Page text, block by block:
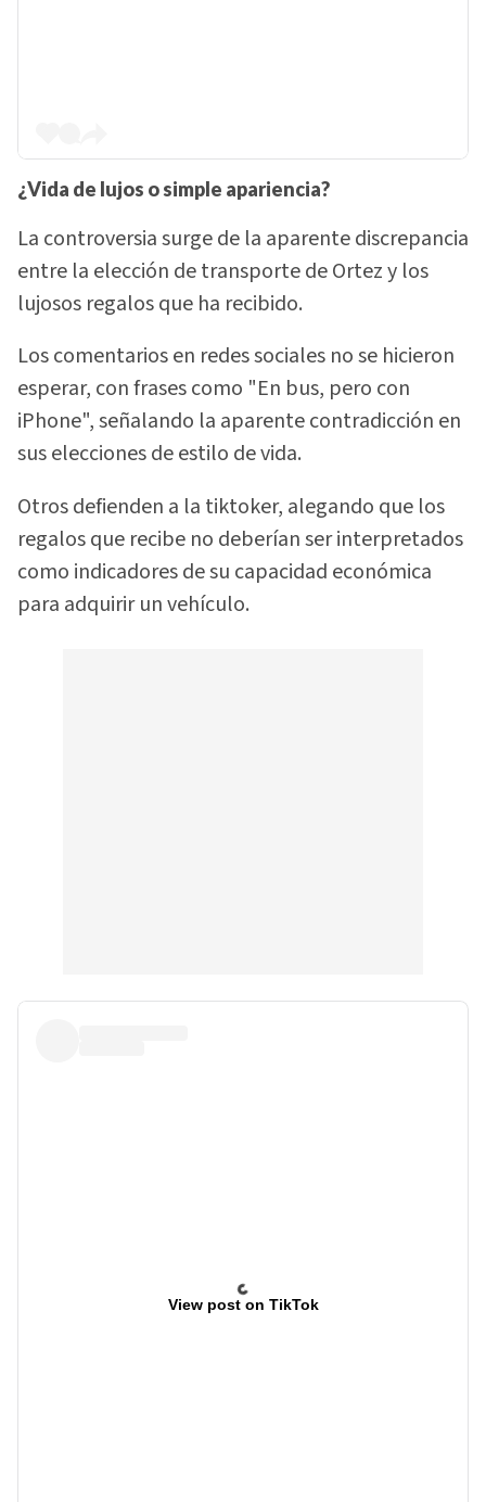
¿Vida de lujos o simple apariencia?
La controversia surge de la aparente discrepancia
entre la elección de transporte de Ortez y los
lujosos regalos que ha recibido.
Los comentarios en redes sociales no se hicieron
esperar, con frases como "En bus, pero con
iPhone", señalando la aparente contradicción en
sus elecciones de estilo de vida.
Otros defienden a la tiktoker, alegando que los
regalos que recibe no deberían ser interpretados
como indicadores de su capacidad económica
para adquirir un vehículo.
View post on TikTok